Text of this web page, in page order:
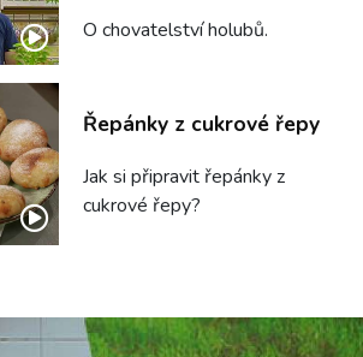
O chovatelství holubů.
Řepánky z cukrové řepy
Jak si připravit řepánky z
cukrové řepy?